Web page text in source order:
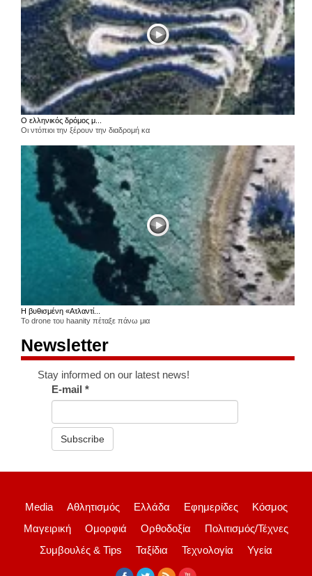
Ο ελληνικός δρόμος μ...
Οι ντόπιοι την ξέρουν την διαδρομή κα
Η βυθισμένη «Ατλαντί...
Το drone του haanity πέταξε πάνω μια
Newsletter
Stay informed on our latest news!
E-mail*
Subscribe
Media Αθλητισμός Ελλάδα Εφημερίδες
Κόσμος
Μαγειρική
Ομορφιά Ορθοδοξία
Πολιτισμός/Τέχνες
Συμβουλές & Tips
Ταξίδια Τεχνολογία Υγεία